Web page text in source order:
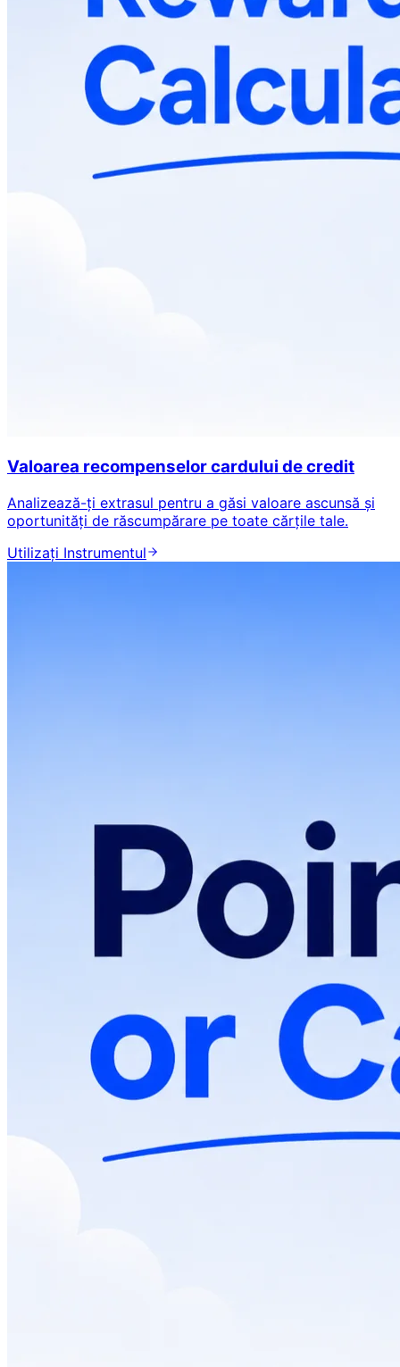
Valoarea recompenselor cardului de credit
Analizează-ți extrasul pentru a găsi valoare ascunsă și
oportunități de răscumpărare pe toate cărțile tale.
Utilizați Instrumentul